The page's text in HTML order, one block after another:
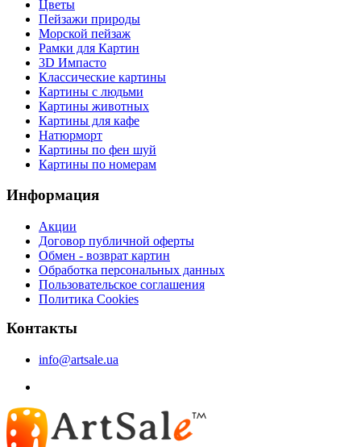
Цветы
Пейзажи природы
Морской пейзаж
Рамки для Картин
3D Импасто
Классические картины
Картины с людьми
Картины животных
Картины для кафе
Натюрморт
Картины по фен шуй
Картины по номерам
Информация
Акции
Договор публичной оферты
Обмен - возврат картин
Обработка персональных данных
Пользовательское соглашения
Политика Cookies
Контакты
info@artsale.ua